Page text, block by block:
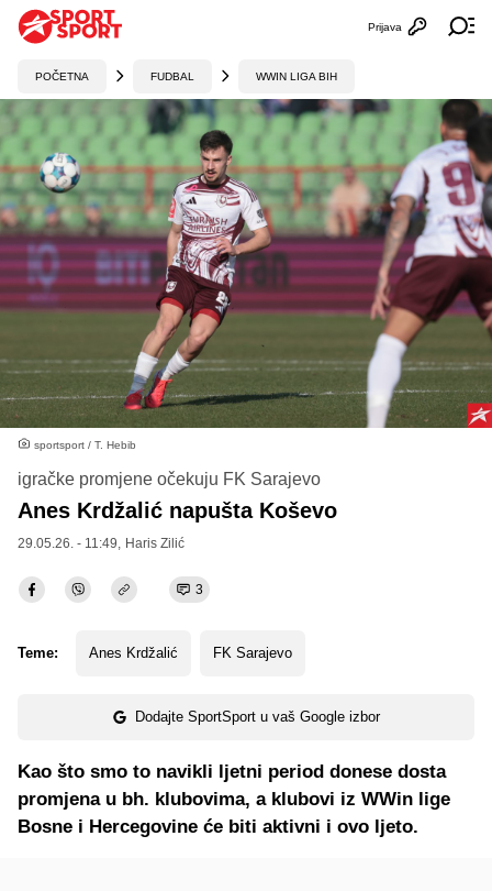
Otvori
Prijava
POČETNA FUDBAL WWIN LIGA BIH
sportsport / T. Hebib
igračke promjene očekuju FK Sarajevo
Anes Krdžalić napušta Koševo
29.05.26. - 11:49, Haris Zilić
3
Teme: Anes Krdžalić FK Sarajevo
Dodajte SportSport u vaš Google izbor
Kao što smo to navikli ljetni period donese dosta
promjena u bh. klubovima, a klubovi iz WWin lige
Bosne i Hercegovine će biti aktivni i ovo ljeto.